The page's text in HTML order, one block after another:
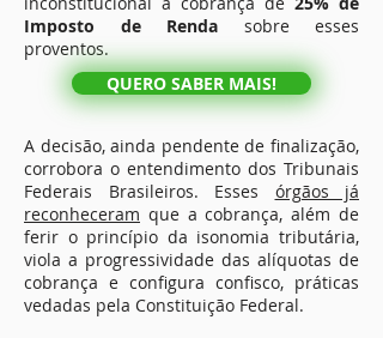
Imposto de Renda sobre esses
proventos.
QUERO SABER MAIS!
A decisão, ainda pendente de finalização,
corrobora o entendimento dos Tribunais
Federais Brasileiros. Esses órgãos já
reconheceram que a cobrança, além de
ferir o princípio da isonomia tributária,
viola a progressividade das alíquotas de
cobrança e configura confisco, práticas
vedadas pela Constituição Federal.